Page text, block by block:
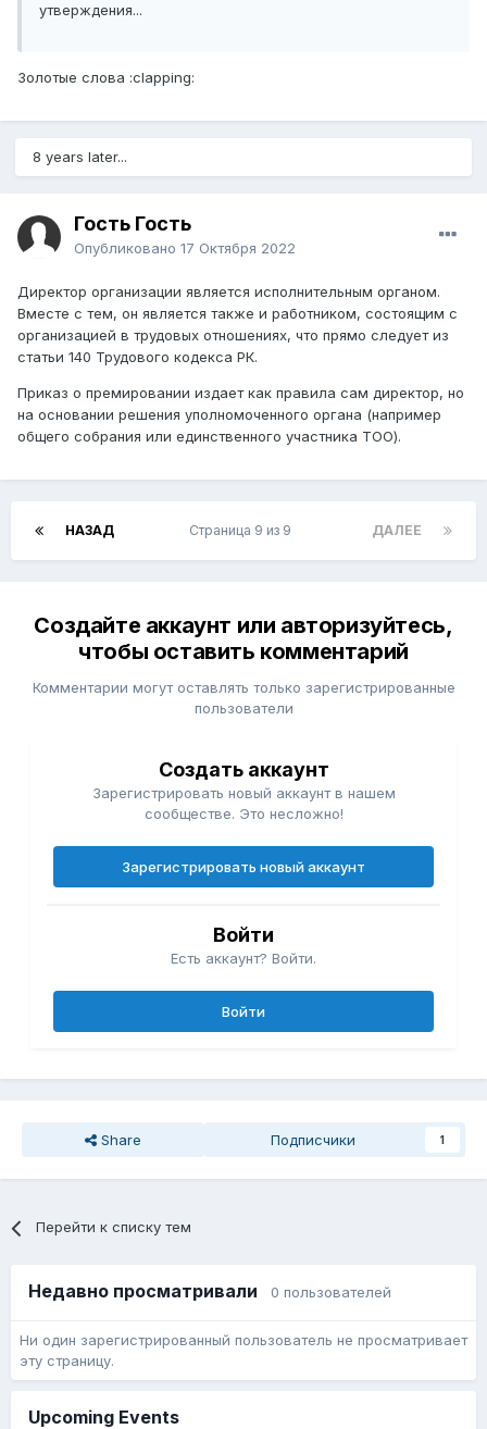
утверждения...
Золотые слова :clapping:
8 years later...
Гость Гость
Опубликовано 17 Октября 2022
Директор организации является исполнительным органом.
Вместе с тем, он является также и работником, состоящим с
организацией в трудовых отношениях, что прямо следует из
статьи 140 Трудового кодекса РК.
Приказ о премировании издает как правила сам директор, но
на основании решения уполномоченного органа (например
общего собрания или единственного участника ТОО).
НАЗАД ДАЛЕЕ
Страница 9 из 9
Создайте аккаунт или авторизуйтесь,
чтобы оставить комментарий
Комментарии могут оставлять только зарегистрированные
пользователи
Создать аккаунт
Зарегистрировать новый аккаунт в нашем
сообществе. Это несложно!
Зарегистрировать новый аккаунт
Войти
Есть аккаунт? Войти.
Войти
Share Подписчики 1
Перейти к списку тем
Недавно просматривали 0 пользователей
Ни один зарегистрированный пользователь не просматривает
эту страницу.
Upcoming Events